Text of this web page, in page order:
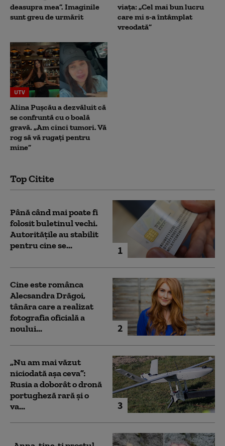
deasupra mea”. Imaginile
sunt greu de urmărit
viața: „Cel mai bun lucru
care mi s-a întâmplat
vreodată”
UTV
Alina Pușcău a dezvăluit că
se confruntă cu o boală
gravă. „Am cinci tumori. Vă
rog să vă rugați pentru
mine”
Top Citite
1
Până când mai poate fi
folosit buletinul vechi.
Autoritățile au stabilit
pentru cine se...
2
Cine este românca
Alecsandra Drăgoi,
tânăra care a realizat
fotografia oficială a
noului...
3
„Nu am mai văzut
niciodată așa ceva”:
Rusia a doborât o dronă
portugheză rară și o
va...